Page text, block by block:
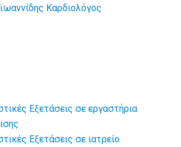
Εξετάσεις σε εργαστήρια
Εξετάσεις σε ιατρείο